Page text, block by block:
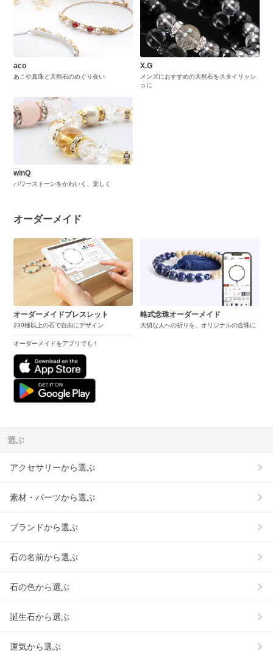
aco
あこや真珠と天然石のめぐり会い
X.G
メンズにおすすめの天然石をスタイリッシ
ュに
winQ
パワーストーンをかわいく、楽しく
オーダーメイド
オーダーメイドブレスレット
230種以上の石で自由にデザイン
オーダーメイドをアプリでも！
略式念珠オーダーメイド
大切な人への祈りを、オリジナルの念珠に
選ぶ
アクセサリーから選ぶ
素材・パーツから選ぶ
ブランドから選ぶ
石の名前から選ぶ
石の色から選ぶ
誕生石から選ぶ
運気から選ぶ